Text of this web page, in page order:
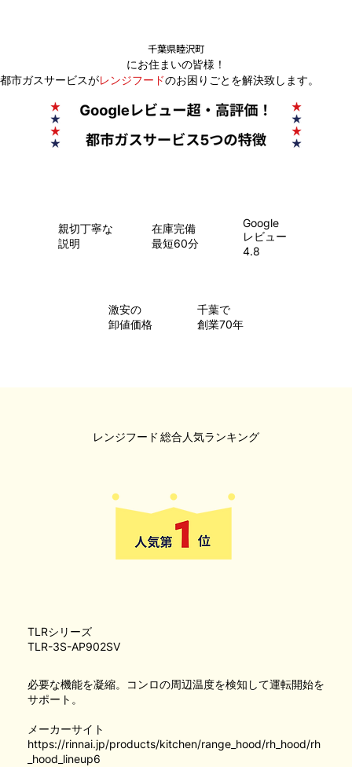
にお住まいの皆様！
千葉県睦沢町
都市ガスサービスがレンジフードのお困りごとを解決致します。
親切丁寧な
説明
在庫完備
最短60分
Google
レビュー
4.8
​激安の
卸値価格
千葉で
創業70年
総合人気ランキング
レンジフード
必要な機能を凝縮。コンロの周辺温度を検知して運転開始を
サポート。
メーカーサイト
https://rinnai.jp/products/kitchen/range_hood/rh_hood/rh
_hood_lineup6
TLRシリーズ
TLR-3S-AP902SV